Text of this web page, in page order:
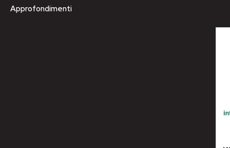
Approfondimenti